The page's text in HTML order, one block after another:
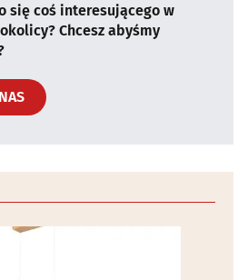
się coś interesującego w
Chcesz abyśmy